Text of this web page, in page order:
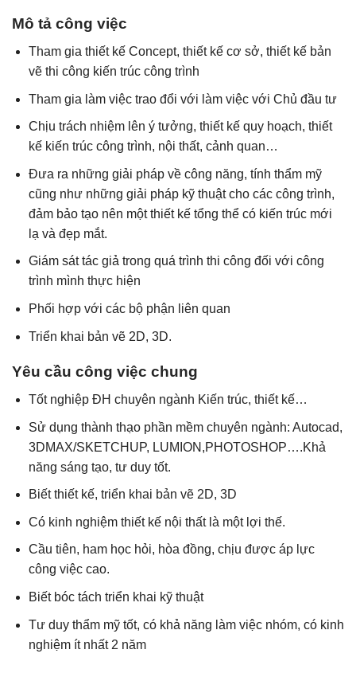
Mô tả công việc
Tham gia thiết kế Concept, thiết kế cơ sở, thiết kế bản
vẽ thi công kiến trúc công trình
Tham gia làm việc trao đổi với làm việc với Chủ đầu tư
Chịu trách nhiệm lên ý tưởng, thiết kế quy hoạch, thiết
kế kiến trúc công trình, nội thất, cảnh quan…
Đưa ra những giải pháp về công năng, tính thẩm mỹ
cũng như những giải pháp kỹ thuật cho các công trình,
đảm bảo tạo nên một thiết kế tổng thể có kiến trúc mới
lạ và đẹp mắt.
Giám sát tác giả trong quá trình thi công đối với công
trình mình thực hiện
Phối hợp với các bộ phận liên quan
Triển khai bản vẽ 2D, 3D.
Yêu cầu công việc chung
Tốt nghiệp ĐH chuyên ngành Kiến trúc, thiết kế…
Sử dụng thành thạo phần mềm chuyên ngành: Autocad,
3DMAX/SKETCHUP, LUMION,PHOTOSHOP….Khả
năng sáng tạo, tư duy tốt.
Biết thiết kế, triển khai bản vẽ 2D, 3D
Có kinh nghiệm thiết kế nội thất là một lợi thế.
Cầu tiên, ham học hỏi, hòa đồng, chịu được áp lực
công việc cao.
Biết bóc tách triển khai kỹ thuật
Tư duy thẩm mỹ tốt, có khả năng làm việc nhóm, có kinh
nghiệm ít nhất 2 năm